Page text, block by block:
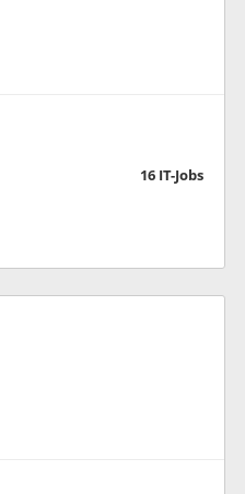
16 IT-Jobs